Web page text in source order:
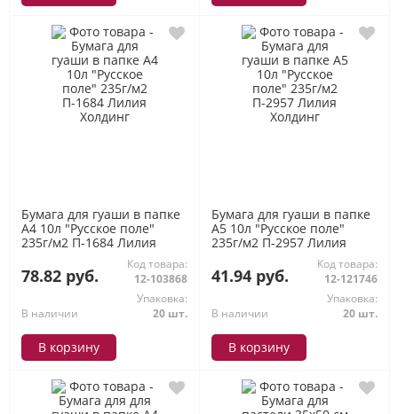
Бумага для гуаши в папке
А4 10л "Русское поле"
235г/м2 П-1684 Лилия
78.82 руб.
Код товара:
12-103868
В наличии
Упаковка:
20 шт.
В корзину
Бумага для гуаши в папке
А5 10л "Русское поле"
235г/м2 П-2957 Лилия
41.94 руб.
Код товара:
12-121746
В наличии
Упаковка:
20 шт.
В корзину